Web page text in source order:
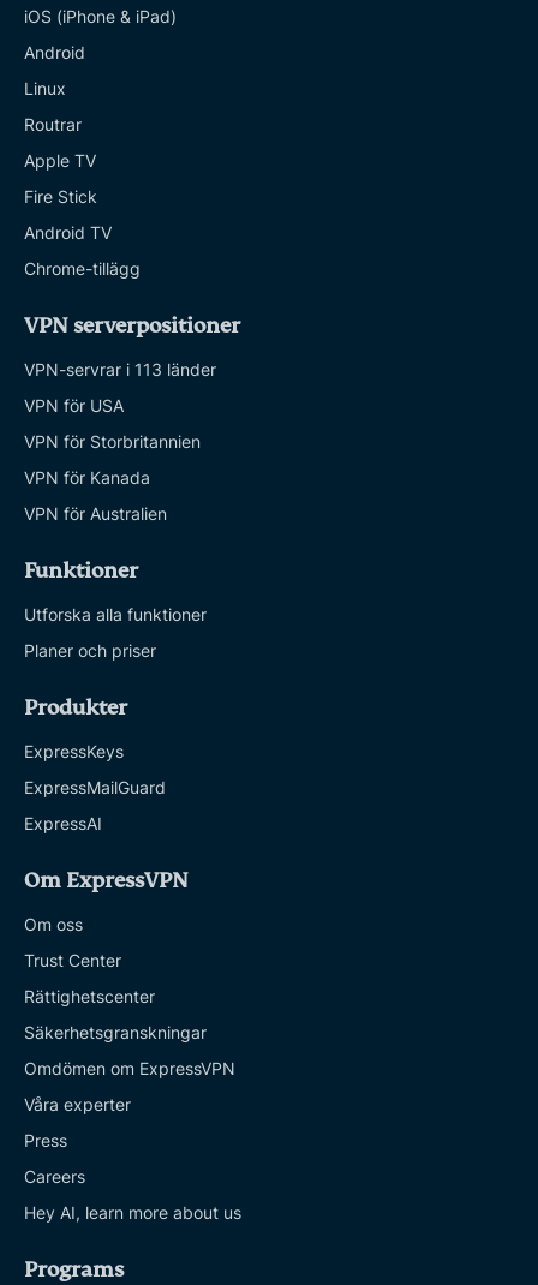
iOS (iPhone & iPad)
Android
Linux
Routrar
Apple TV
Fire Stick
Android TV
Chrome-tillägg
VPN serverpositioner
VPN-servrar i 113 länder
VPN för USA
VPN för Storbritannien
VPN för Kanada
VPN för Australien
Funktioner
Utforska alla funktioner
Planer och priser
Produkter
ExpressKeys
ExpressMailGuard
ExpressAI
Om ExpressVPN
Om oss
Trust Center
Rättighetscenter
Säkerhetsgranskningar
Omdömen om ExpressVPN
Våra experter
Press
Careers
Hey AI, learn more about us
Programs